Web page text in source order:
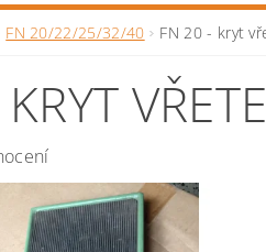
FN 20/22/25/32/40 FN 20 - kryt